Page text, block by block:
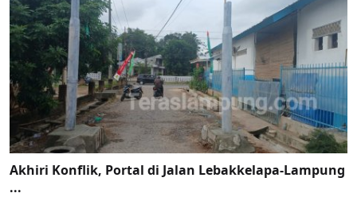
Akhiri Konflik, Portal di Jalan Lebakkelapa-Lampung
...